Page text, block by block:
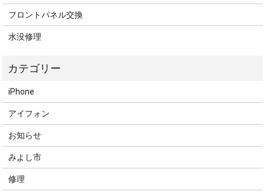
フロントパネル交換
水没修理
iPhone
アイフォン
お知らせ
みよし市
修理